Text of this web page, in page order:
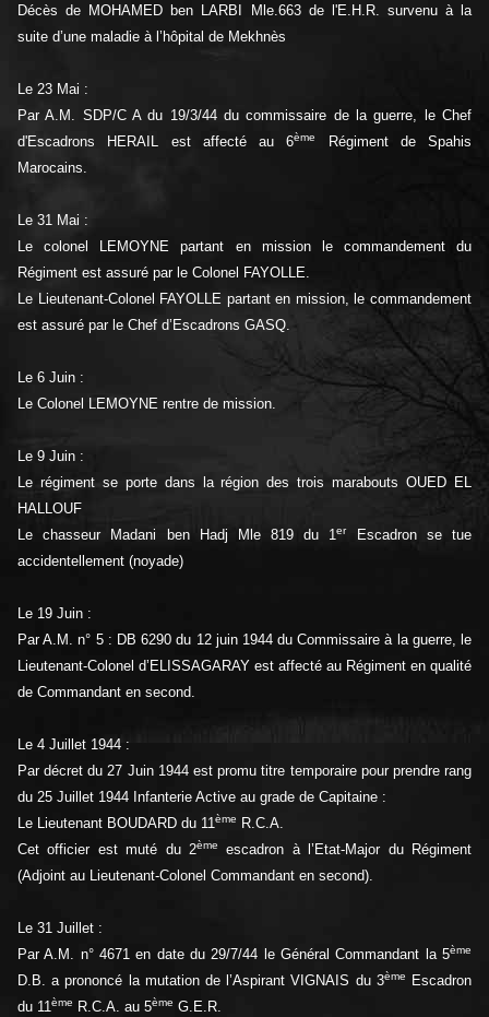
Décès de MOHAMED ben LARBI Mle.663 de l'E.H.R. survenu à la
suite d’une maladie à l’hôpital de Mekhnès
Le 23 Mai :
Par A.M. SDP/C A du 19/3/44 du commissaire de la guerre, le Chef
d'Escadrons HERAIL est affecté au 6ème
Régiment de Spahis
Marocains.
Le 31 Mai :
Le colonel LEMOYNE partant en mission le commandement du
Régiment est assuré par le Colonel FAYOLLE.
Le Lieutenant-Colonel FAYOLLE partant en mission, le commandement
est assuré par le Chef d’Escadrons GASQ.
Le 6 Juin :
Le Colonel LEMOYNE rentre de mission.
Le 9 Juin :
Le régiment se porte dans la région des trois marabouts OUED EL
HALLOUF
Le chasseur Madani ben Hadj Mle 819 du 1erEscadron se tue
accidentellement (noyade)
Le 19 Juin :
Par A.M. n° 5 : DB 6290 du 12 juin 1944 du Commissaire à la guerre, le
Lieutenant-Colonel d’ELISSAGARAY est affecté au Régiment en qualité
de Commandant en second.
Le 4 Juillet 1944 :
Par décret du 27 Juin 1944 est promu titre temporaire pour prendre rang
du 25 Juillet 1944 Infanterie Active au grade de Capitaine :
Le Lieutenant BOUDARD du 11ème
R.C.A.
Cet officier est muté du 2ème
escadron à l’Etat-Major du Régiment
(Adjoint au Lieutenant-Colonel Commandant en second).
Le 31 Juillet :
Par A.M. n° 4671 en date du 29/7/44 le Général Commandant la 5ème
D.B. a prononcé la mutation de l’Aspirant VIGNAIS du 3ème
Escadron
du 11ème R.C.A. au 5ème G.E.R.